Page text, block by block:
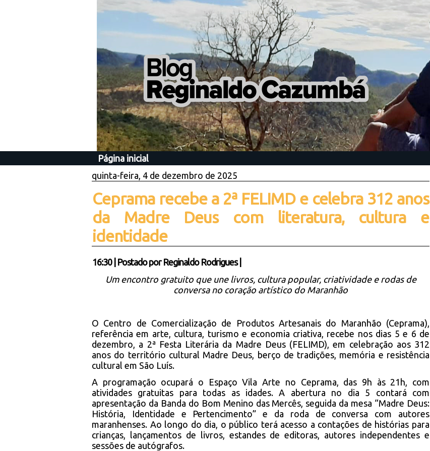
Página inicial
quinta-feira, 4 de dezembro de 2025
Ceprama recebe a 2ª FELIMD e celebra 312 anos
da Madre Deus com literatura, cultura e
identidade
16:30| Postado por Reginaldo Rodrigues
Um encontro gratuito que une livros, cultura popular, criatividade e rodas de
conversa no coração artístico do Maranhão
O Centro de Comercialização de Produtos Artesanais do Maranhão (Ceprama),
referência em arte, cultura, turismo e economia criativa, recebe nos dias 5 e 6 de
dezembro, a 2ª Festa Literária da Madre Deus (FELIMD), em celebração aos 312
anos do território cultural Madre Deus, berço de tradições, memória e resistência
cultural em São Luís.
A programação ocupará o Espaço Vila Arte no Ceprama, das 9h às 21h, com
atividades gratuitas para todas as idades. A abertura no dia 5 contará com
apresentação da Banda do Bom Menino das Mercês, seguida da mesa “Madre Deus:
História, Identidade e Pertencimento” e da roda de conversa com autores
maranhenses. Ao longo do dia, o público terá acesso a contações de histórias para
crianças, lançamentos de livros, estandes de editoras, autores independentes e
sessões de autógrafos.